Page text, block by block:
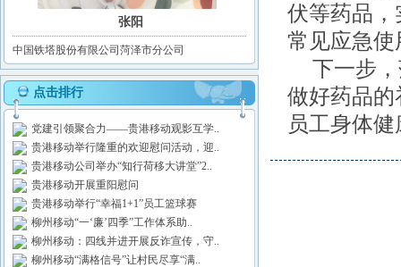
张阳
中国铁塔股份有限公司菏泽市分公司
点击排行
党建引领聚合力——贵港移动观影互学..
贵港移动举行隆重的欢迎慰问活动，迎..
贵港移动公司举办“知行荷移大讲堂”2..
贵港移动开展重阳慰问
贵港移动举行“幸福1+1”员工篮球赛
柳州移动“一‘廉’四季”工作体系助..
柳州移动：四线并进开展反诈宣传，守..
柳州移动“满格信号”让村民尽享“满..
伏等药品，
常见应急使
下一步
做好药品
员工身体